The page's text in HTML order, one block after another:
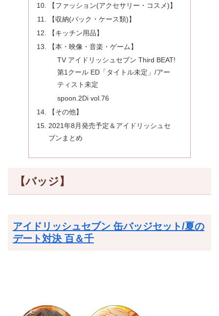
【ファッション(アクセサリー・コスメ)】
【収納(バック・ケース類)】
【キッチン用品】
【本・映像・音楽・ゲーム】
TV アイドリッシュセブン Third BEAT!
第1クール ED「タイトル未定」/アー
ティスト未定
spoon.2Di vol.76
【その他】
2021年8月発売予定＆アイドリッシュセ
ブンまとめ
【バッジ】
アイドリッシュセブン 缶バッジセット/夏の
デート対決 百＆千